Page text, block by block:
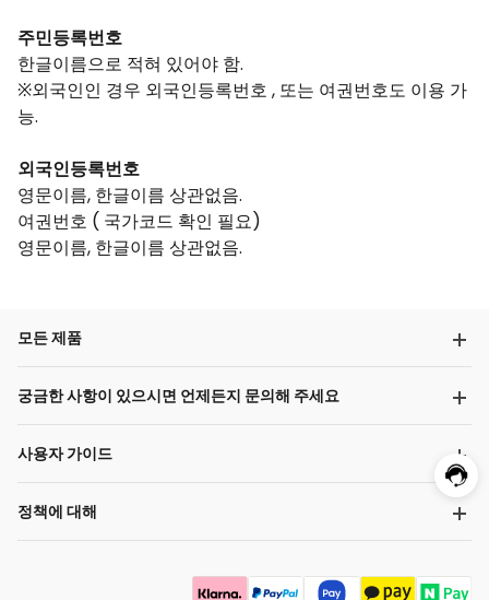
주민등록번호
한글이름으로 적혀 있어야 함.
※외국인인 경우 외국인등록번호 , 또는 여권번호도 이용 가
능.
외국인등록번호
영문이름, 한글이름 상관없음.
여권번호 ( 국가코드 확인 필요)
영문이름, 한글이름 상관없음.
모든 제품
궁금한 사항이 있으시면 언제든지 문의해 주세요
사용자 가이드
정책에 대해